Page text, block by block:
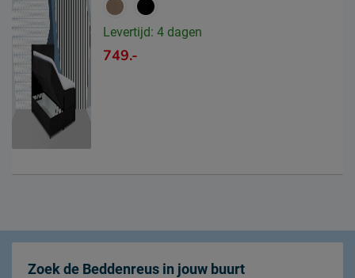
Levertijd: 4 dagen
749.-
Zoek de Beddenreus in jouw buurt